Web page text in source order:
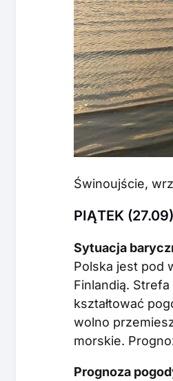
Świnoujście,
PIĄTEK (27.09)
Sytuacja
Polska jest pod
Finlandią.
kształtować
wolno
morskie.
Prognoza